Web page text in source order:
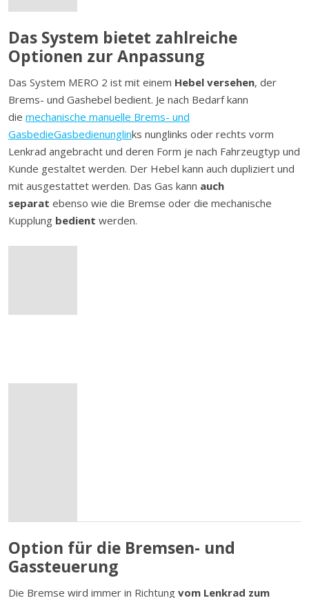
Das System bietet zahlreiche
Optionen zur Anpassung
Das System MERO 2 ist mit einem Hebel versehen, der
Brems- und Gashebel bedient. Je nach Bedarf kann
die mechanische manuelle Brems- und
GasbedieGasbedienunglinks nunglinks oder rechts vorm
Lenkrad angebracht und deren Form je nach Fahrzeugtyp und
Kunde gestaltet werden. Der Hebel kann auch dupliziert und
mit ausgestattet werden. Das Gas kann auch
separat ebenso wie die Bremse oder die mechanische
Kupplung bedient werden.
Option für die Bremsen- und
Gassteuerung
Die Bremse wird immer in Richtung vom Lenkrad zum